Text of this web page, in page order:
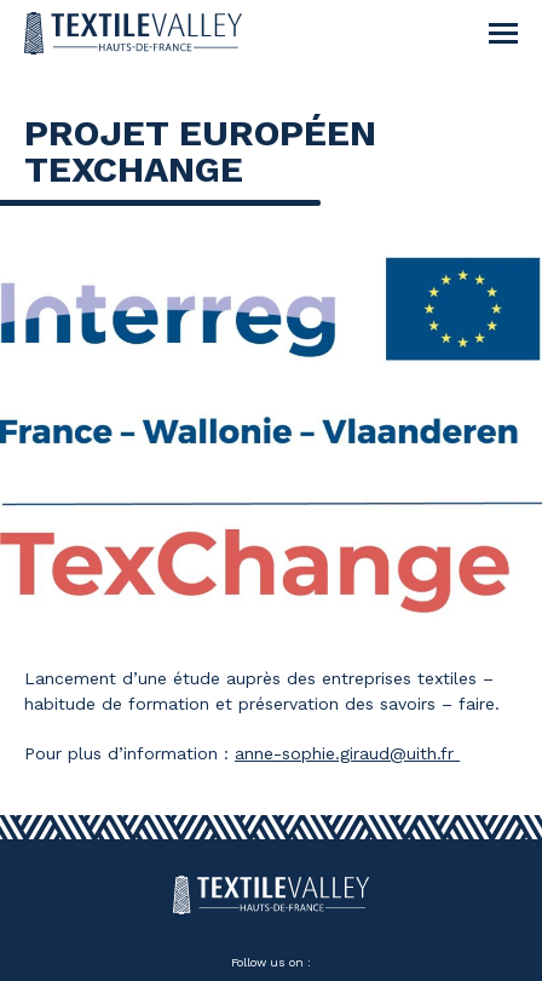
PROJET EUROPÉEN
TEXCHANGE
Lancement d’une étude auprès des entreprises textiles –
habitude de formation et préservation des savoirs – faire.
Pour plus d’information : anne-sophie.giraud@uith.fr
Follow us on :